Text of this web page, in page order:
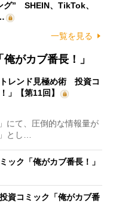
グ” SHEIN、TikTok、
一覧を見る
がカブ番長！」
トレンド見極め術 投資コ
」【第11回】
にて、圧倒的な情報量が
とし…
ク「俺がカブ番長！」
資コミック「俺がカブ番